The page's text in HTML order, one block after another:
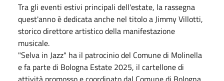
Tra gli eventi estivi principali dell'estate, la rassegna
quest'anno è dedicata anche nel titolo a Jimmy Villotti,
storico direttore artistico della manifestazione
musicale.
"Selva in Jazz" ha il patrocinio del Comune di Molinella
e fa parte di Bologna Estate 2025, il cartellone di